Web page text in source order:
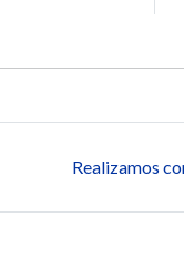
Realizamos